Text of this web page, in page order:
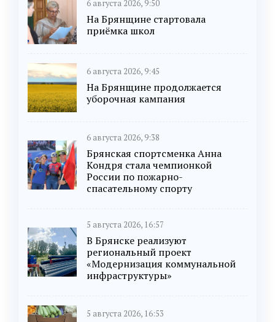
6 августа 2026, 9:50
На Брянщине стартовала
приёмка школ
6 августа 2026, 9:45
На Брянщине продолжается
уборочная кампания
6 августа 2026, 9:38
Брянская спортсменка Анна
Кондря стала чемпионкой
России по пожарно-
спасательному спорту
5 августа 2026, 16:57
В Брянске реализуют
региональный проект
«Модернизация коммунальной
инфраструктуры»
5 августа 2026, 16:53